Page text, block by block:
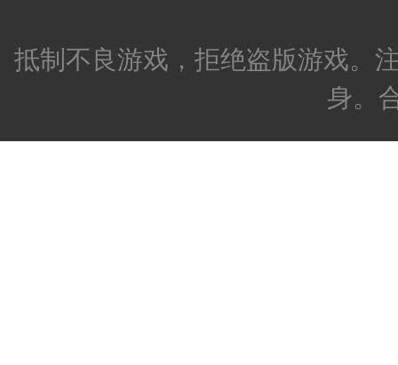
抵制不良游戏，拒绝盗版游戏。
身。